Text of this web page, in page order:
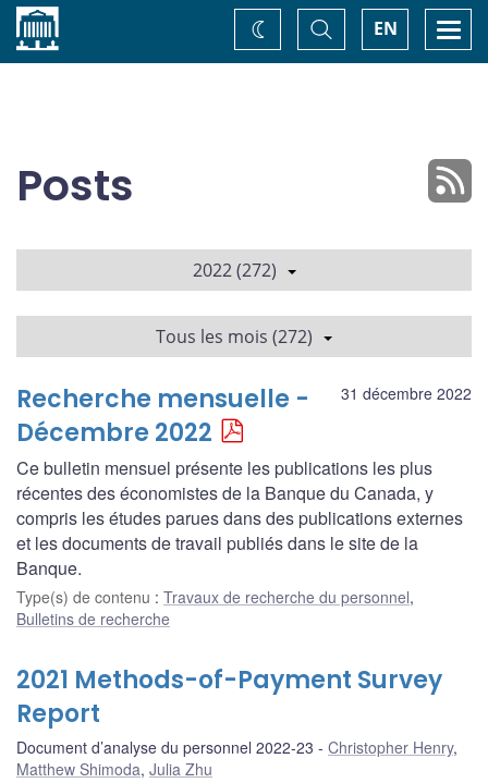
Accueil EN
Basculer
la
recherche
Changez
de
Posts
2022 (272)
Tous les mois (272)
31 décembre 2022
Recherche mensuelle -
Décembre 2022
Ce bulletin mensuel présente les publications les plus
récentes des économistes de la Banque du Canada, y
compris les études parues dans des publications externes
et les documents de travail publiés dans le site de la
Banque.
Type(s) de contenu : Travaux de recherche du personnel,
Bulletins de recherche
2021 Methods-of-Payment Survey
Report
Document d’analyse du personnel 2022-23 Christopher Henry,
Matthew Shimoda, Julia Zhu